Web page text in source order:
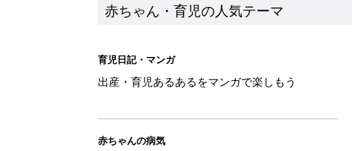
赤ちゃん・育児の人気テーマ
育児日記・マンガ
出産・育児あるあるをマンガで楽しもう
赤ちゃんの病気